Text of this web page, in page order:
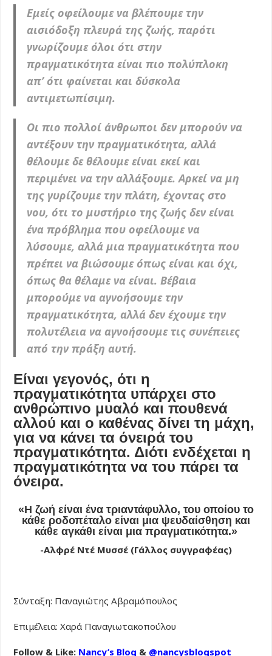
Εμείς οφείλουμε να βλέπουμε την
αισιόδοξη πλευρά της ζωής, παρότι
γνωρίζουμε όλοι ότι στην
πραγματικότητα είναι πιο πολύπλοκη
απ’ ότι φαίνεται και δύσκολα
αντιμετωπίσιμη.
Οι πιο πολλοί άνθρωποι δεν μπορούν να
αντέξουν την πραγματικότητα, αλλά
θέλουμε δε θέλουμε είναι εκεί και
περιμένει να την αλλάξουμε. Αρκεί να μη
της γυρίζουμε την πλάτη, έχοντας στο
νου, ότι το μυστήριο της ζωής δεν είναι
ένα πρόβλημα που οφείλουμε να
λύσουμε, αλλά μια πραγματικότητα που
πρέπει να βιώσουμε όπως είναι και όχι,
όπως θα θέλαμε να είναι. Βέβαια
μπορούμε να αγνοήσουμε την
πραγματικότητα, αλλά δεν έχουμε την
πολυτέλεια να αγνοήσουμε τις συνέπειες
από την πράξη αυτή.
Είναι γεγονός, ότι η
πραγματικότητα υπάρχει στο
ανθρώπινο μυαλό και πουθενά
αλλού και ο καθένας δίνει τη μάχη,
για να κάνει τα όνειρά του
πραγματικότητα. Διότι ενδέχεται η
πραγματικότητα να του πάρει τα
όνειρα.
«Η ζωή είναι ένα τριαντάφυλλο, του οποίου το
κάθε ροδοπέταλο είναι μια ψευδαίσθηση και
κάθε αγκάθι είναι μια πραγματικότητα.»
-Αλφρέ Ντέ Μυσσέ (Γάλλος συγγραφέας)
Σύνταξη: Παναγιώτης Αβραμόπουλος
Επιμέλεια: Χαρά Παναγιωτακοπούλου
Follow & Like: Nancy’s Blog & @nancysblogspot